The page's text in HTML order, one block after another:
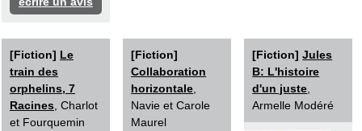
[Fiction] Le
train des
orphelins, 7
Racines , Charlot
et Fourquemin
[Fiction]
Collaboration
horizontale
Navie et Carole
Maurel
[Fiction]Jules
B: L'histoire
d'un juste
Armelle Modéré